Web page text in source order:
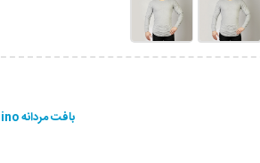
بافت مردانه Morino